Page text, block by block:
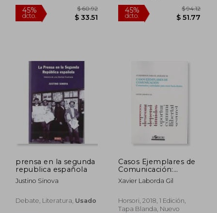
45% $ 60.92 45%
prensa en la segunda
republica española
Justino Sinova
Debate, Literatura, Usado
Casos Ejemplares de
Comunicación:
Comentarios y
Actividades Para
(Cuadernos Para el
Análisis)
Xavier Laborda Gil
Horsori, 2018, 1 Edición,
Tapa Blanda, Nuevo